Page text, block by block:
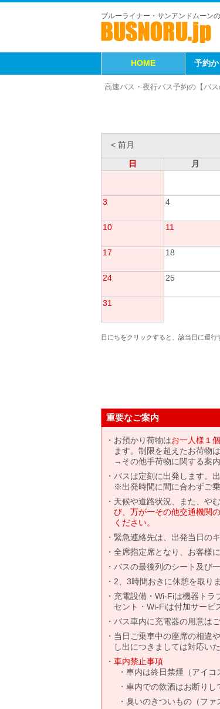
ブルーライナー・サンアンドムーン
HOME 予約
高速バス・夜行バス予約の【バス
< 前月
日
月
3 4
10 11
17 18
24 25
31
日にちをクリックすると、該当日に運行
重要なご案内
お預かり荷物はお一人様１個
ます。制限を超えたお荷物
→その他手荷物に関する案
バスは定刻に出発します。
※出発時間に間に合わずご
天候や道路状況、また、や
び、万が一その他交通機関
ください。
緊急連絡先は、出発当日の
全席指定席となり、お客様
バスの最後列のシート及び
2、3時間おきに休憩を取りま
充電設備・Wi-Fiは機器トラ
セント・Wi-Fiは付加サービ
バス車内に充電器の用意は
当日ご乗車中の座席の相違
し出につきましては対応い
車内禁止事項
車内は終日禁煙（アイコ
車内での飲酒はお断りし
臭いのきついもの（ファ